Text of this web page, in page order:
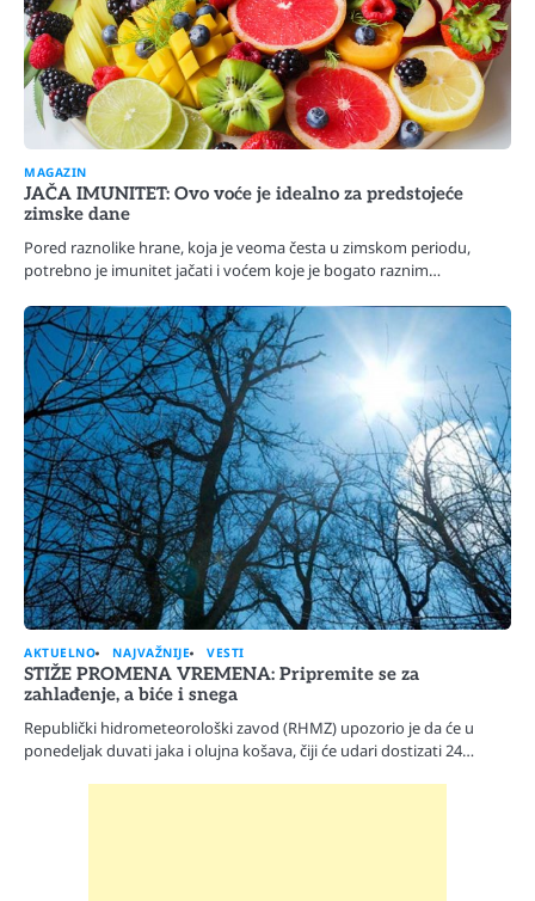
MAGAZIN
JAČA IMUNITET: Ovo voće je idealno za predstojeće
zimske dane
Pored raznolike hrane, koja je veoma česta u zimskom periodu,
potrebno je imunitet jačati i voćem koje je bogato raznim…
AKTUELNO NAJVAŽNIJE VESTI
STIŽE PROMENA VREMENA: Pripremite se za
zahlađenje, a biće i snega
Republički hidrometeorološki zavod (RHMZ) upozorio je da će u
ponedeljak duvati jaka i olujna košava, čiji će udari dostizati 24…